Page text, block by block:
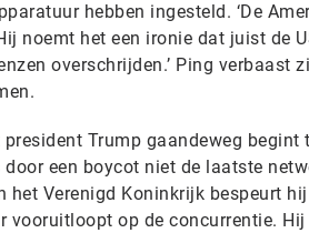
hebben ingesteld. ‘De
noemt het een ironie dat juist de
overschrijden.’ Ping verbaast
Trump gaandeweg
een boycot niet de laatste
het Verenigd Koninkrijk bespeurt
vooruitloopt op de concurrentie.